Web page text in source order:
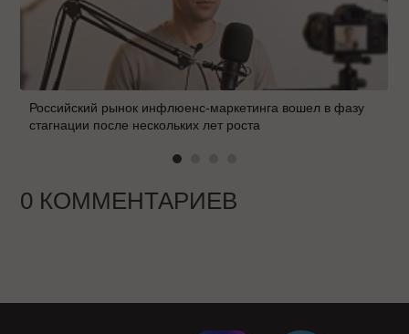
Российский рынок инфлюенс-маркетинга вошел в фазу
стагнации после нескольких лет роста
0 КОММЕНТАРИЕВ